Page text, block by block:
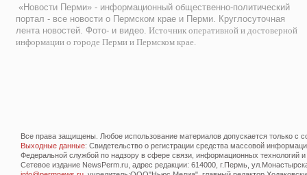
«Новости Перми» - информационный общественно-политический
портал - все новости о Пермском крае и Перми. Круглосуточная
лента новостей. Фото- и видео. Источник оперативной и достоверной
информации о городе Перми и Пермском крае.
Все права защищены. Любое использование материалов допускается только с
Выходные данные: Свидетельство о регистрации средства массовой
Федеральной службой по надзору в сфере связи, информационных технологий
Сетевое издание NewsPerm.ru, адрес редакции: 614000, г.Пермь,